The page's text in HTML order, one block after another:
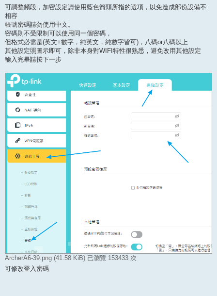
可調整頻段，加密設定請使用藍色箭頭所指的選項，以免造成部份設備不
相容
帳號密碼請勿使用中文。
密碼則不受限制可以使用同一個密碼，
但格式必需是(英文+數字，純英文，純數字皆可)，八碼or八碼以上
其他設定照圖示即可，除非本身對WIFI特性很熟悉，避免改用其他設定
輸入完畢請按下一步
ArcherA6-39.png (41.58 KiB) 已瀏覽 153433 次
可修改登入密碼